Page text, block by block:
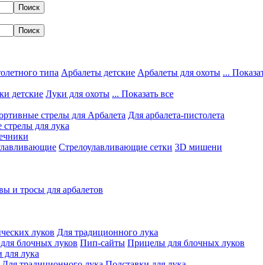
типа Арбалеты детские Арбалеты для охоты ...
детские Луки для охоты ... Показать все
стрелы для Арбалета Для арбалета-пистолета
для лука
Стрелоулавливающие сетки 3D мишени
и тросы для арбалетов
луков Для традиционного лука
блочных луков Пип-сайты Прицелы для блочных луков
для лука